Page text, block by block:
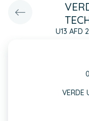
U13 AFD
VERDE